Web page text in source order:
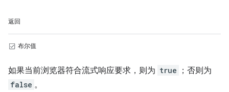
返回
布尔值
如果当前浏览器符合流式响应要求，则为 true ；否则为
false 。